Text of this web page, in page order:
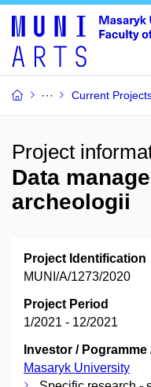
Current
Project
Data
archeologii
Project Identification
MUNI/A/1273/2020
Project Period
1/2021 - 12/2021
Investor /
Masaryk University